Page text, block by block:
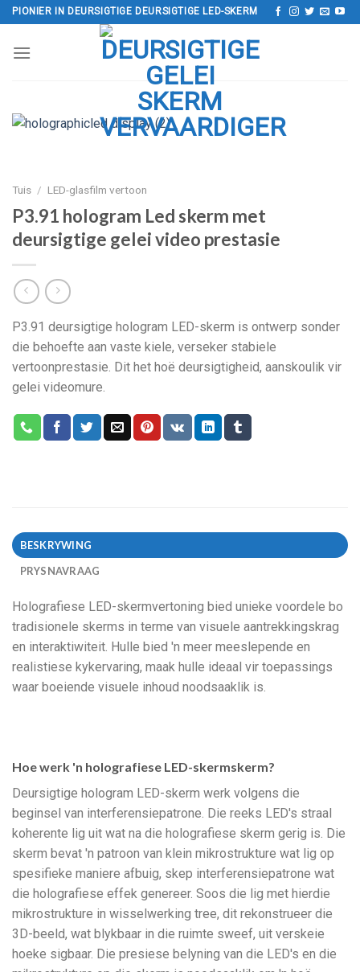
Slaan
oor
PIONIER IN DEURSIGTIGE DEURSIGTIGE LED-SKERM
Tuis / LED-glasfilm vertoon
P3.91 hologram Led skerm met
deursigtige gelei video prestasie
P3.91 deursigtige hologram LED-skerm is ontwerp sonder
die behoefte aan vaste kiele, verseker stabiele
vertoonprestasie. Dit het hoë deursigtigheid, aanskoulik vir
gelei videomure.
BESKRYWING
PRYSNAVRAAG
Holografiese LED-skermvertoning bied unieke voordele bo
tradisionele skerms in terme van visuele aantrekkingskrag
en interaktiwiteit. Hulle bied 'n meer meeslepende en
realistiese kykervaring, maak hulle ideaal vir toepassings
waar boeiende visuele inhoud noodsaaklik is.
Hoe werk 'n holografiese LED-skermskerm?
Deursigtige hologram LED-skerm werk volgens die
beginsel van interferensiepatrone. Die reeks LED's straal
koherente lig uit wat na die holografiese skerm gerig is. Die
skerm bevat 'n patroon van klein mikrostrukture wat lig op
spesifieke maniere afbuig, skep interferensiepatrone wat
die holografiese effek genereer. Soos die lig met hierdie
mikrostrukture in wisselwerking tree, dit rekonstrueer die
3D-beeld, wat blykbaar in die ruimte sweef, uit verskeie
hoeke sigbaar. Die presiese belyning van die LED's en die